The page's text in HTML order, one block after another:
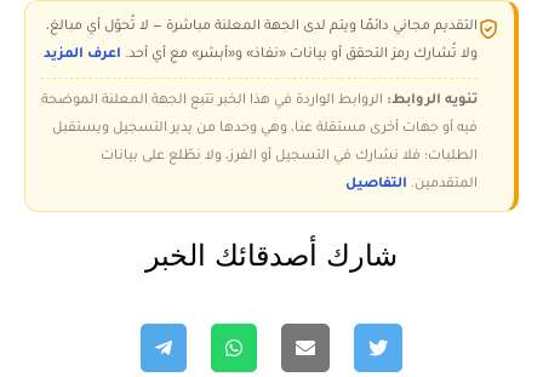
التقديم مجاني دائمًا ويتم لدى الجهة المعلنة مباشرة — لا تُحوّل أي مبالغ،
ولا تُشارك رمز التحقق أو بيانات «نفاذ» و«أبشر» مع أي أحد. اعرف المزيد
تنويه الروابط: الروابط الواردة في هذا الخبر تتبع الجهة المعلنة الموضحة
فيه أو جهات أخرى مستقلة عنا، وهي وحدها من يدير التسجيل ويستقبل
الطلبات؛ فلا نشارك في التسجيل أو الفرز، ولا نطّلع على بيانات
المتقدمين. التفاصيل
شارك أصدقائك الخبر